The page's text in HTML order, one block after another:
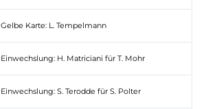
Gelbe Karte: L. Tempelmann
Einwechslung: H. Matriciani für T. Mohr
Einwechslung: S. Terodde für S. Polter